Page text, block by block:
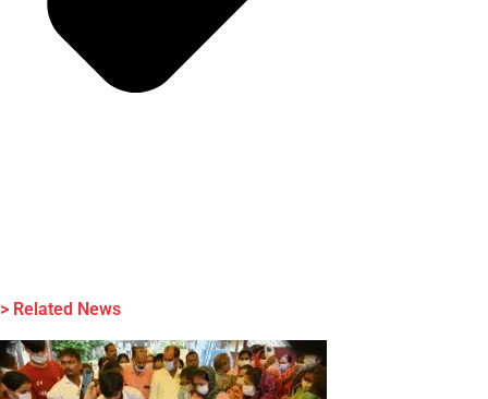
> Related News